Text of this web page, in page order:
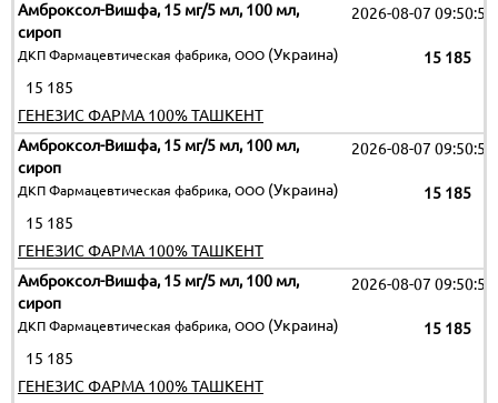
Амброксол-Вишфа, 15 мг/5 мл, 100 мл,
сироп
ДКП Фармацевтическая фабрика, ООО (Украина)
2026-08-07 09:50:51
15 185
15 185
ГЕНЕЗИС ФАРМА 100% ТАШКЕНТ
Амброксол-Вишфа, 15 мг/5 мл, 100 мл,
сироп
ДКП Фармацевтическая фабрика, ООО (Украина)
2026-08-07 09:50:51
15 185
15 185
ГЕНЕЗИС ФАРМА 100% ТАШКЕНТ
Амброксол-Вишфа, 15 мг/5 мл, 100 мл,
сироп
ДКП Фармацевтическая фабрика, ООО (Украина)
2026-08-07 09:50:51
15 185
15 185
ГЕНЕЗИС ФАРМА 100% ТАШКЕНТ